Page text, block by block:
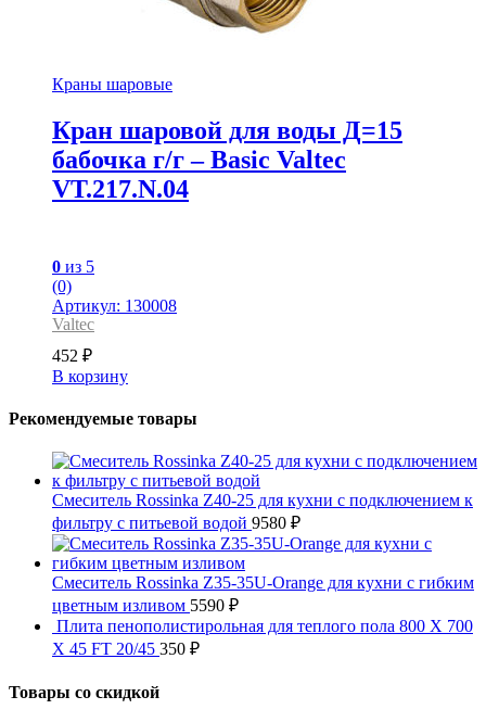
Краны шаровые
Кран шаровой для воды Д=15
бабочка г/г – Basic Valtec
VT.217.N.04
0 из 5
(0)
Артикул: 130008
Valtec
452 ₽
В корзину
Рекомендуемые товары
Смеситель Rossinka Z40-25 для кухни с подключением к
фильтру с питьевой водой 9580 ₽
Смеситель Rossinka Z35-35U-Orange для кухни с гибким
цветным изливом 5590 ₽
Плита пенополистирольная для теплого пола 800 X 700
X 45 FT 20/45 350 ₽
Товары со скидкой